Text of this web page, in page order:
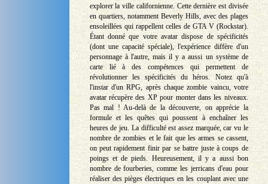
explorer la ville californienne. Cette dernière est divisée
en quartiers, notamment Beverly Hills, avec des plages
ensoleillées qui rappellent celles de GTA V (Rockstar).
Étant donné que votre avatar dispose de spécificités
(dont une capacité spéciale), l'expérience diffère d'un
personnage à l'autre, mais il y a aussi un système de
carte lié à des compétences qui permettent de
révolutionner les spécificités du héros. Notez qu'à
l'instar d'un RPG, après chaque zombie vaincu, votre
avatar récupère des XP pour monter dans les niveaux.
Pas mal ! Au-delà de la découverte, on apprécie la
formule et les quêtes qui poussent à enchaîner les
heures de jeu. La difficulté est assez marquée, car vu le
nombre de zombies et le fait que les armes se cassent,
on peut rapidement finir par se battre juste à coups de
poings et de pieds. Heureusement, il y a aussi bon
nombre de fourberies, comme les jerricans d'eau pour
réaliser des pièges électriques en les couplant avec une